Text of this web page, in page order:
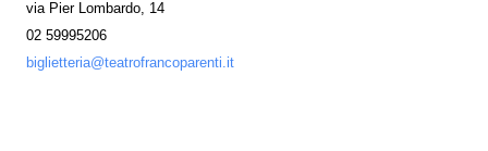
via Pier Lombardo, 14
02 59995206
biglietteria@teatrofrancoparenti.it